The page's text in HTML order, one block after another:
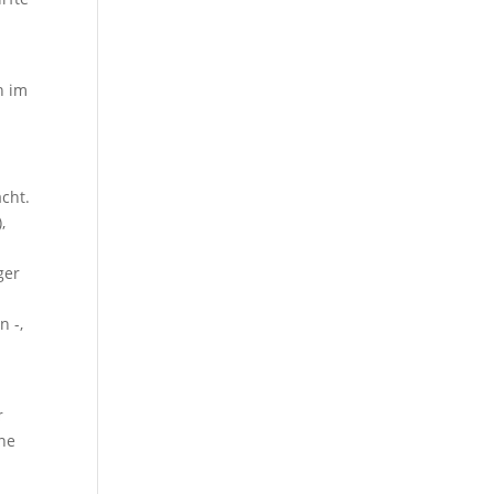
im
-,